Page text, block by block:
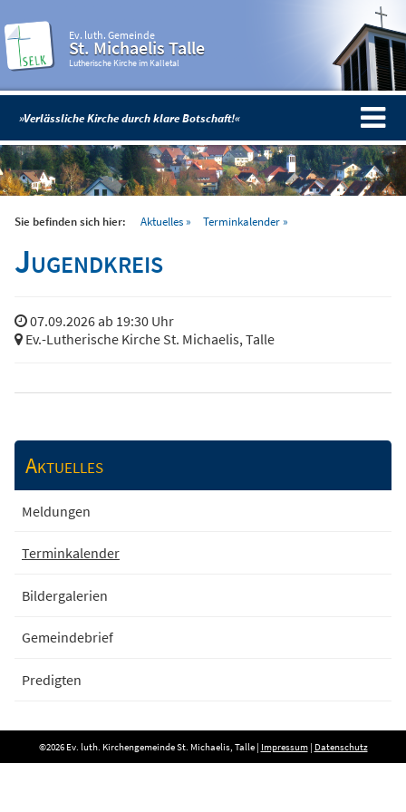
Ev. luth. Gemeinde
St. Michaelis Talle
Lutherische Kirche im Kalletal
»Verlässliche Kirche durch klare Botschaft!«
Sie befinden sich hier: Aktuelles Terminkalender
Jugendkreis
07.09.2026 ab 19:30 Uhr
Ev.-Lutherische Kirche St. Michaelis, Talle
Aktuelles
Meldungen
Terminkalender
Bildergalerien
Gemeindebrief
Predigten
©2026 Ev. luth. Kirchengemeinde St. Michaelis, Talle | Impressum| Datenschutz